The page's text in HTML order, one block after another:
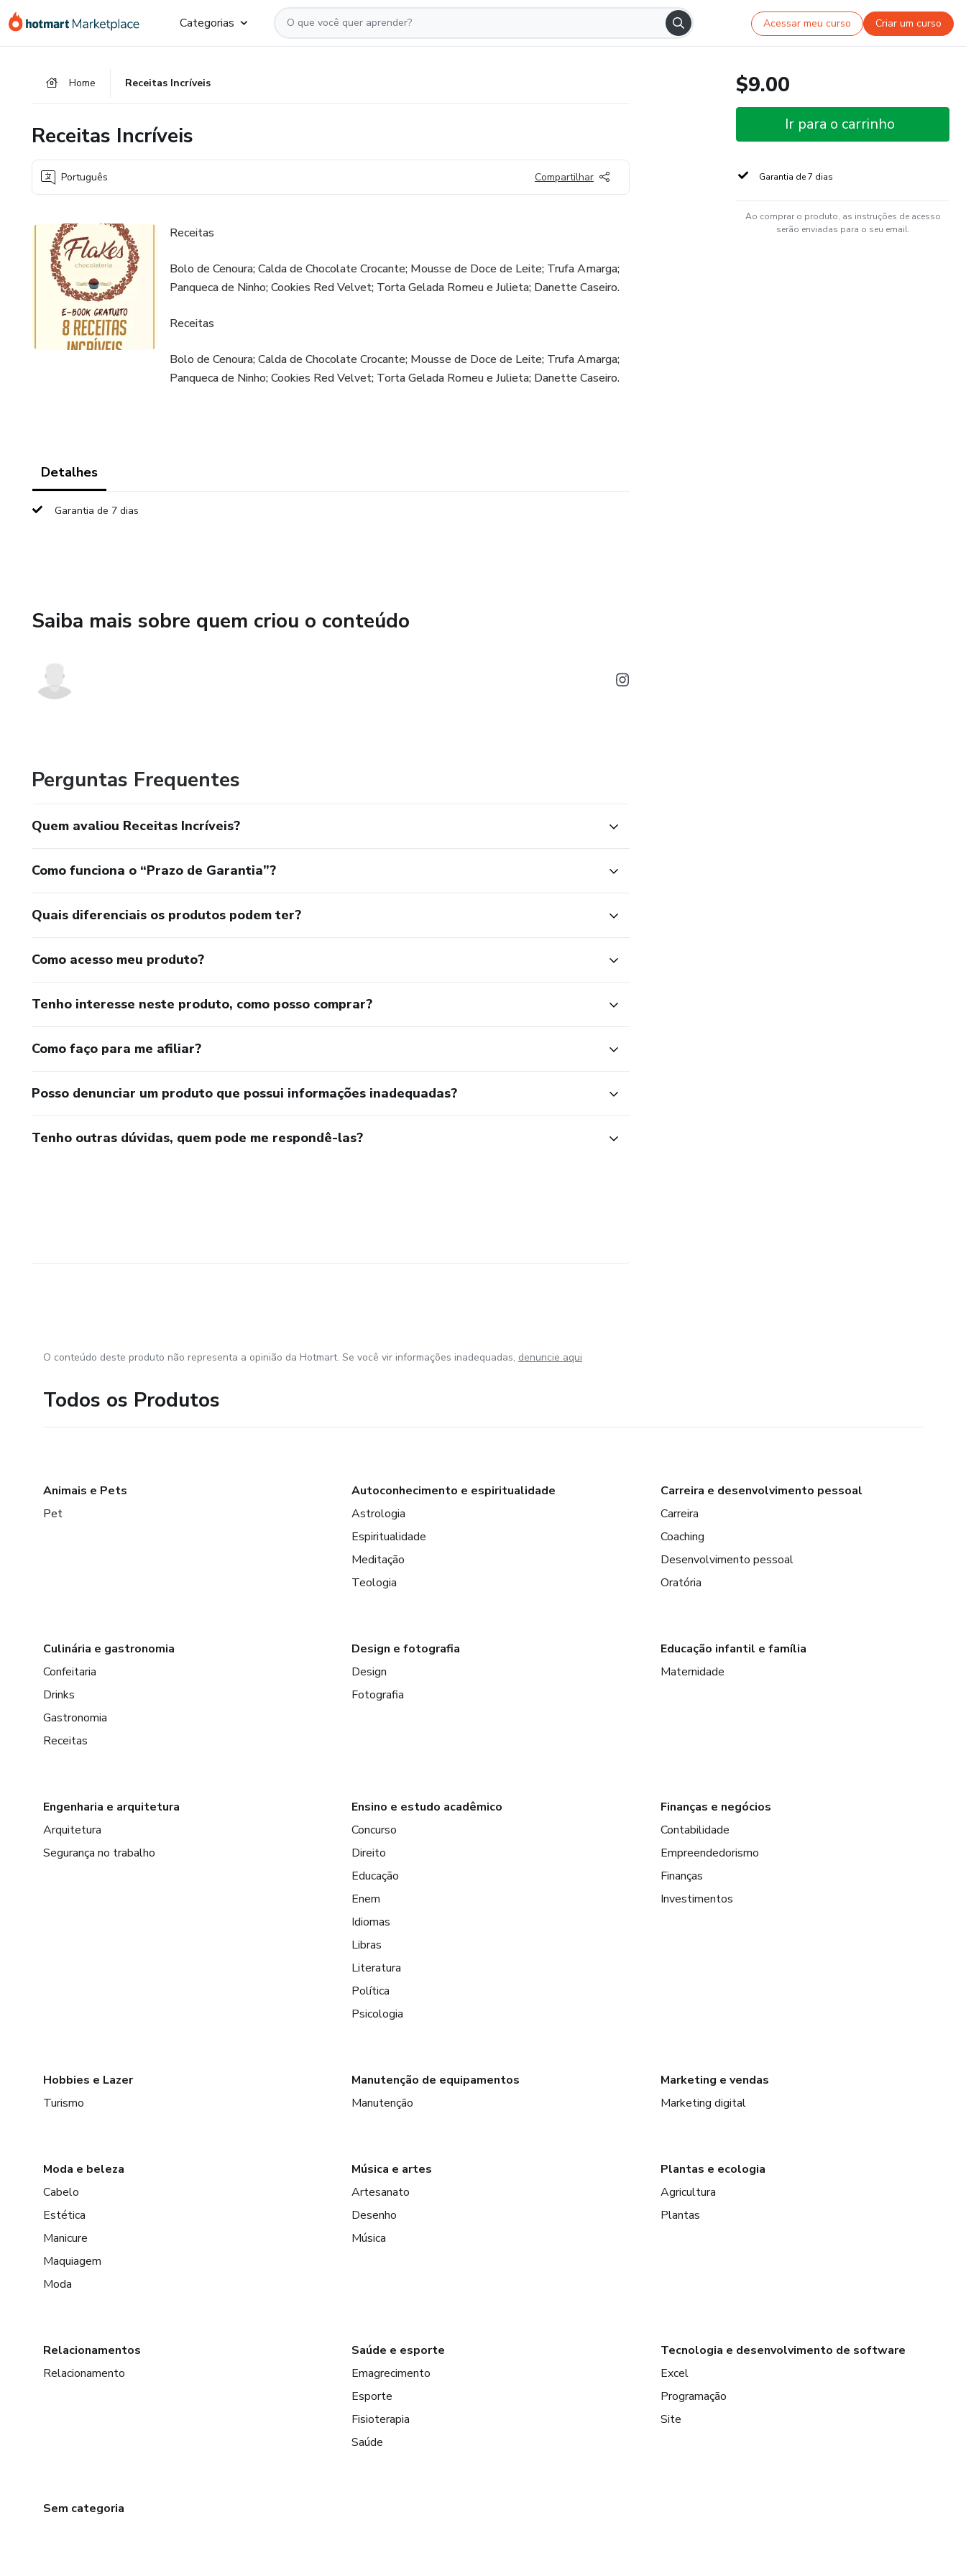
para
para
para
Categorias Acessar meu curso Criar um curso
Home Receitas Incríveis
Receitas Incríveis
Português Compartilhar
Receitas
Bolo de Cenoura; Calda de Chocolate Crocante; Mousse de Doce de Leite; Trufa Amarga;
Panqueca de Ninho; Cookies Red Velvet; Torta Gelada Romeu e Julieta; Danette Caseiro.
Receitas
Bolo de Cenoura; Calda de Chocolate Crocante; Mousse de Doce de Leite; Trufa Amarga;
Panqueca de Ninho; Cookies Red Velvet; Torta Gelada Romeu e Julieta; Danette Caseiro.
Detalhes
Garantia de 7 dias
Saiba mais sobre quem criou o conteúdo
Perguntas Frequentes
Quem avaliou Receitas Incríveis?
Como funciona o “Prazo de Garantia”?
Quais diferenciais os produtos podem ter?
Como acesso meu produto?
Tenho interesse neste produto, como posso comprar?
Como faço para me afiliar?
Posso denunciar um produto que possui informações inadequadas?
Tenho outras dúvidas, quem pode me respondê-las?
$9.00
Ir para o carrinho
Garantia de 7 dias
Ao comprar o produto, as instruções de acesso
serão enviadas para o seu email.
O conteúdo deste produto não representa a opinião da Hotmart. Se você vir informações inadequadas, denuncie aqui
Todos os Produtos
Animais e Pets
Pet
Autoconhecimento e espiritualidade
Astrologia
Espiritualidade
Meditação
Teologia
Carreira e desenvolvimento pessoal
Carreira
Coaching
Desenvolvimento pessoal
Oratória
Culinária e gastronomia
Confeitaria
Drinks
Gastronomia
Receitas
Design e fotografia
Design
Fotografia
Educação infantil e família
Maternidade
Engenharia e arquitetura
Arquitetura
Segurança no trabalho
Ensino e estudo acadêmico
Concurso
Direito
Educação
Enem
Idiomas
Libras
Literatura
Política
Psicologia
Finanças e negócios
Contabilidade
Empreendedorismo
Finanças
Investimentos
Hobbies e Lazer
Turismo
Manutenção de equipamentos
Manutenção
Marketing e vendas
Marketing digital
Moda e beleza
Cabelo
Estética
Manicure
Maquiagem
Moda
Música e artes
Artesanato
Desenho
Música
Plantas e ecologia
Agricultura
Plantas
Relacionamentos
Relacionamento
Saúde e esporte
Emagrecimento
Esporte
Fisioterapia
Saúde
Tecnologia e desenvolvimento de software
Excel
Programação
Site
Sem categoria